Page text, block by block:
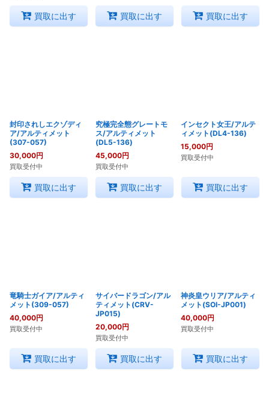
買取に出す 買取に出す 買取に出す
封印されしエクゾディ
ア/アルティメット
(307-057)
30,000円
買取受付中
買取に出す
究極完全態グレートモ
ス/アルティメット
(DL5-136)
45,000円
買取受付中
買取に出す
インセクト女王/アルテ
ィメット(DL4-136)
15,000円
買取受付中
買取に出す
竜騎士ガイア/アルティ
メット(309-057)
40,000円
買取受付中
買取に出す
サイバードラゴン/アル
ティメット(CRV-
JP015)
20,000円
買取受付中
買取に出す
神炎皇ウリア/アルティ
メット(SOI-JP001)
40,000円
買取受付中
買取に出す